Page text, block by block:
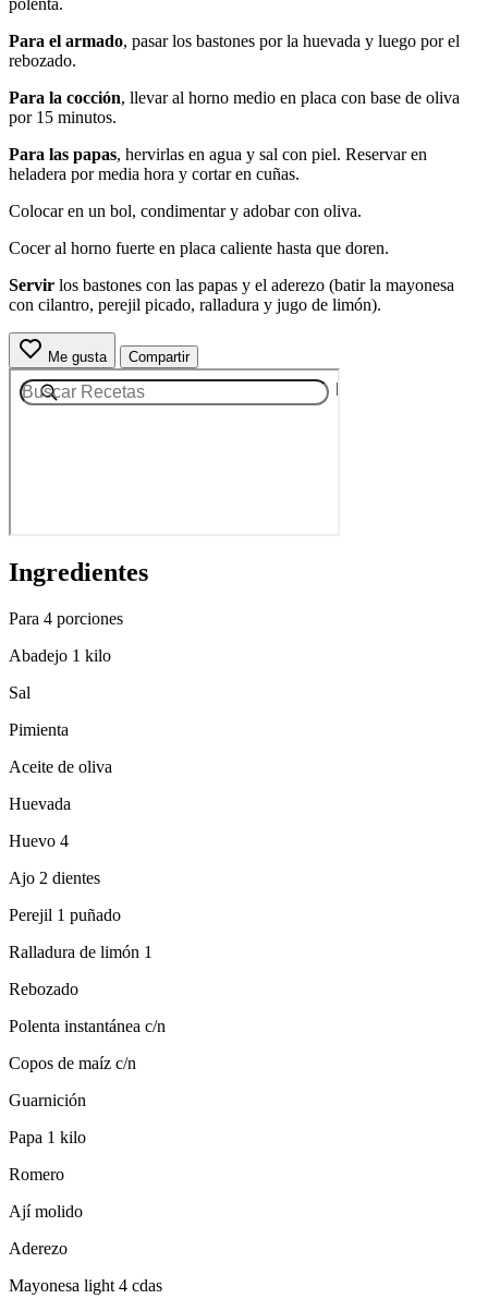
Para el armado, pasar los bastones por la huevada y luego por el
rebozado.
Para la cocción, llevar al horno medio en placa con base de oliva
por 15 minutos.
Para las papas, hervirlas en agua y sal con piel. Reservar en
heladera por media hora y cortar en cuñas.
Colocar en un bol, condimentar y adobar con oliva.
Cocer al horno fuerte en placa caliente hasta que doren.
Servir los bastones con las papas y el aderezo (batir la mayonesa
con cilantro, perejil picado, ralladura y jugo de limón).
Me gusta Compartir
Ingredientes
Para 4 porciones
Abadejo 1 kilo
Sal
Pimienta
Aceite de oliva
Huevada
Huevo 4
Ajo 2 dientes
Perejil 1 puñado
Ralladura de limón 1
Rebozado
Polenta instantánea c/n
Copos de maíz c/n
Guarnición
Papa 1 kilo
Romero
Ají molido
Aderezo
Mayonesa light 4 cdas